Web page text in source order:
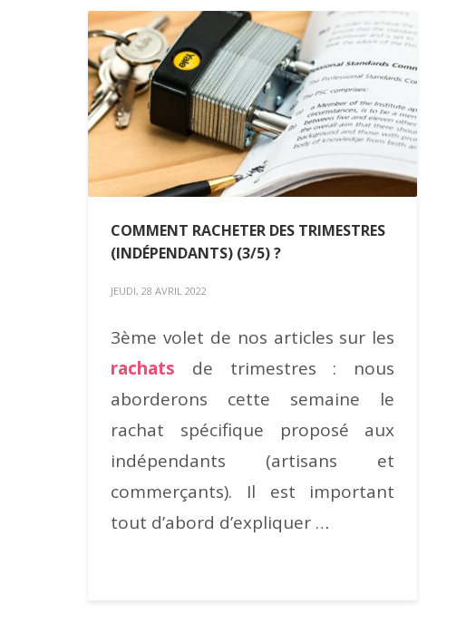
COMMENT RACHETER DES TRIMESTRES
(INDÉPENDANTS) (3/5) ?
JEUDI, 28 AVRIL 2022
3ème volet de nos articles sur les
rachats de trimestres : nous
aborderons cette semaine le
rachat spécifique proposé aux
indépendants (artisans et
commerçants). Il est important
tout d’abord d’expliquer …